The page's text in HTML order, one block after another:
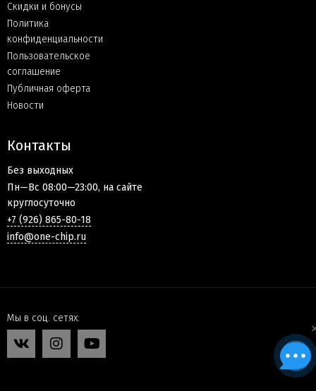
Скидки и бонусы
Политика
конфиденциальности
Пользовательское
соглашение
Публичная оферта
Новости
Контакты
Без выходных
Пн—Вс 08:00—23:00, на сайте
круглосуточно
+7 (926) 865-80-18
info@one-chip.ru
Мы в соц. сетях